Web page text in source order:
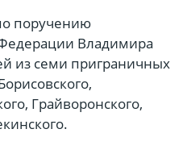
поручению
Владимира
из семи приграничных
Грайворонского,